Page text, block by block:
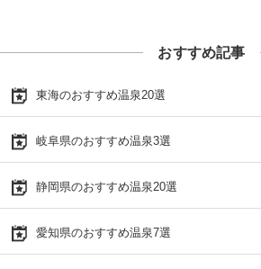
おすすめ記事
東海のおすすめ温泉20選
岐阜県のおすすめ温泉3選
静岡県のおすすめ温泉20選
愛知県のおすすめ温泉7選